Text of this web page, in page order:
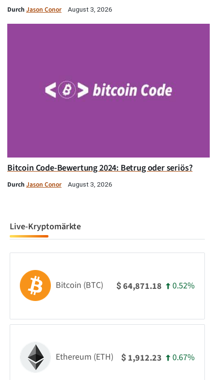
Durch Jason Conor August 3, 2026
Bitcoin Code-Bewertung 2024: Betrug oder seriös?
Durch Jason Conor August 3, 2026
Live-Kryptomärkte
Bitcoin (BTC) $64,871.18 0.52%
Ethereum (ETH) $ 1,912.23 0.67%